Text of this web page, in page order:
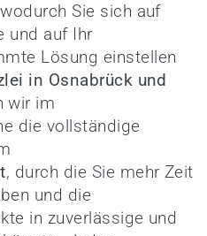
Sie sich auf
und auf Ihr
Lösung einstellen
in Osnabrück und
wir im
die vollständige
, durch die Sie mehr Zeit
und die
in zuverlässige und